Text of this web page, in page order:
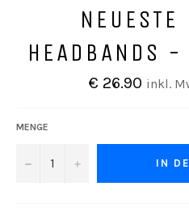
NEUESTE
HEADBANDS -
Normaler
Preis
€ 26.90 inkl.
MENGE
− + IN